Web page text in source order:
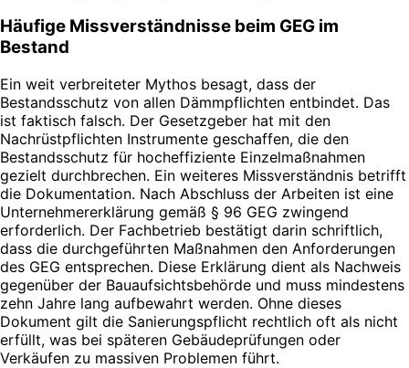
Häufige Missverständnisse beim GEG im
Bestand
Ein weit verbreiteter Mythos besagt, dass der
Bestandsschutz von allen Dämmpflichten entbindet. Das
ist faktisch falsch. Der Gesetzgeber hat mit den
Nachrüstpflichten Instrumente geschaffen, die den
Bestandsschutz für hocheffiziente Einzelmaßnahmen
gezielt durchbrechen. Ein weiteres Missverständnis betrifft
die Dokumentation. Nach Abschluss der Arbeiten ist eine
Unternehmererklärung gemäß § 96 GEG zwingend
erforderlich. Der Fachbetrieb bestätigt darin schriftlich,
dass die durchgeführten Maßnahmen den Anforderungen
des GEG entsprechen. Diese Erklärung dient als Nachweis
gegenüber der Bauaufsichtsbehörde und muss mindestens
zehn Jahre lang aufbewahrt werden. Ohne dieses
Dokument gilt die Sanierungspflicht rechtlich oft als nicht
erfüllt, was bei späteren Gebäudeprüfungen oder
Verkäufen zu massiven Problemen führt.